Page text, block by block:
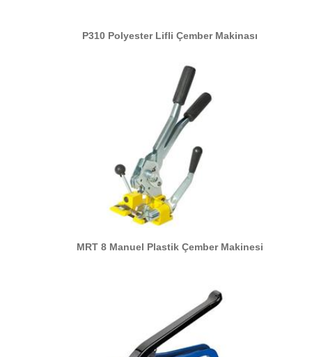
P310 Polyester Lifli Çember Makinası
MRT 8 Manuel Plastik Çember Makinesi